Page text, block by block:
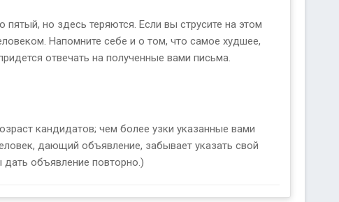
но здесь теряются. Если вы струсите на этом
Напомните себе и о том, что самое худшее,
отвечать на полученные вами письма.
кандидатов; чем более узки указанные вами
дающий объявление, забывает указать свой
дать объявление повторно.)